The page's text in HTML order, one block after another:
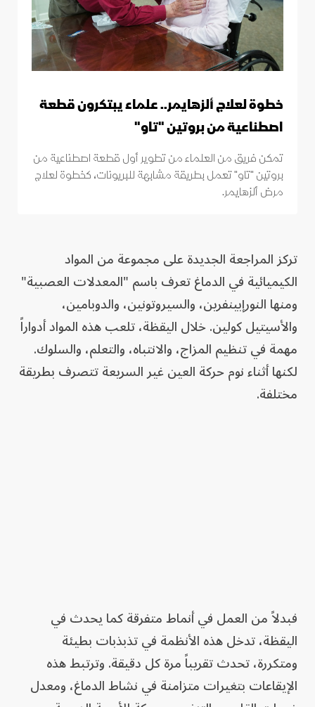
خطوة لعلاج ألزهايمر.. علماء يبتكرون قطعة
اصطناعية من بروتين "تاو"
تمكن فريق من العلماء من تطوير أول قطعة اصطناعية من
بروتين "تاو" تعمل بطريقة مشابهة للبريونات، كخطوة لعلاج
مرض ألزهايمر.
تركز المراجعة الجديدة على مجموعة من المواد
الكيميائية في الدماغ تعرف باسم "المعدلات العصبية"
ومنها النورإبينفرين، والسيروتونين، والدوبامين،
والأسيتيل كولين. خلال اليقظة، تلعب هذه المواد أدواراً
مهمة في تنظيم المزاج، والانتباه، والتعلم، والسلوك.
لكنها أثناء نوم حركة العين غير السريعة تتصرف بطريقة
مختلفة.
فبدلاً من العمل في أنماط متفرقة كما يحدث في
اليقظة، تدخل هذه الأنظمة في تذبذبات بطيئة
ومتكررة، تحدث تقريباً مرة كل دقيقة. وترتبط هذه
الإيقاعات بتغيرات متزامنة في نشاط الدماغ، ومعدل